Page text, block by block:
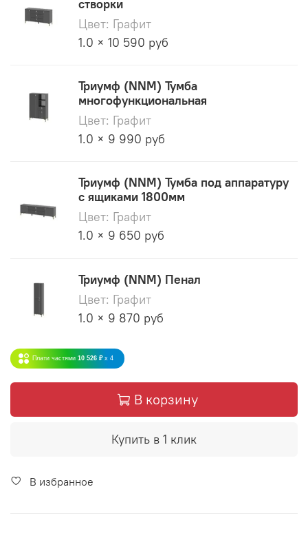
створки
Цвет: Графит
1.0 × 10 590 руб
Триумф (NNM) Тумба
многофункциональная
Цвет: Графит
1.0 × 9 990 руб
Триумф (NNM) Тумба под аппаратуру
с ящиками 1800мм
Цвет: Графит
1.0 × 9 650 руб
Триумф (NNM) Пенал
Цвет: Графит
1.0 × 9 870 руб
Плати частями 10 526 ₽ x 4
В корзину
Купить в 1 клик
В избранное